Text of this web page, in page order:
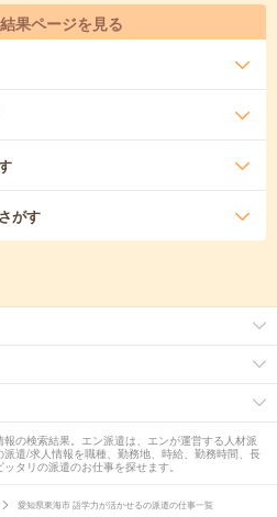
果ページを見る
がす
の検索結果。エン派遣は、エンが運営する人材派
遣/求人情報を職種、勤務地、時給、勤務時間、長
タリの派遣のお仕事を探せます。
愛知県東海市 語学力が活かせるの派遣の仕事一覧